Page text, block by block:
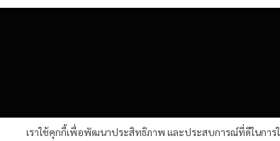
เราใช้คุกกี้เพื่อพัฒนาประสิทธิภาพ และประสบการณ์ที่ดีในการ